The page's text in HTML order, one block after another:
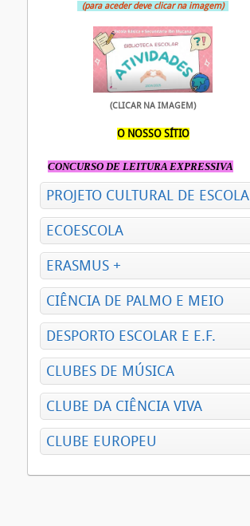
(para aceder deve clicar na imagem)
(CLICAR NA IMAGEM)
O NOSSO SÍTIO
CONCURSO DE LEITURA EXPRESSIVA
PROJETO CULTURAL DE ESCOLA
ECOESCOLA
ERASMUS +
CIÊNCIA DE PALMO E MEIO
DESPORTO ESCOLAR E E.F.
CLUBES DE MÚSICA
CLUBE DA CIÊNCIA VIVA
CLUBE EUROPEU